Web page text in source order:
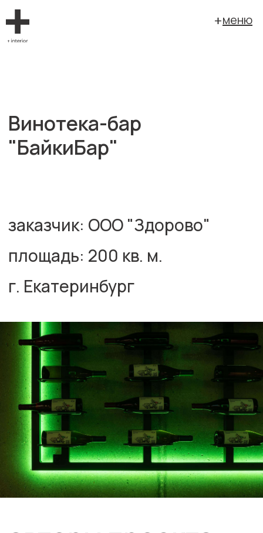
меню
заказчик: ООО "Здорово"
авторы проекта
дизайн
Меух Павел
Полтанова Елизавета
Меух Павел
рабочая документация
Разработано в рамках CNTR Architects